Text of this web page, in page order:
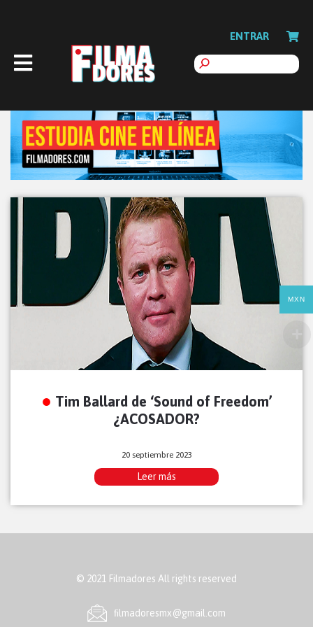
ENTRAR
Tim Ballard de ‘Sound of Freedom’
¿ACOSADOR?
20 septiembre 2023
Leer más
© 2021 Filmadores All rights reserved
ﬁlmadoresmx@gmail.com
MXN